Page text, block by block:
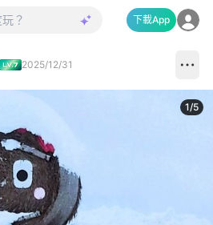
下載App
2025/12/31
1/5